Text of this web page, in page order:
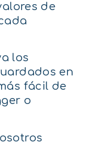
de
los
en
fácil de
o